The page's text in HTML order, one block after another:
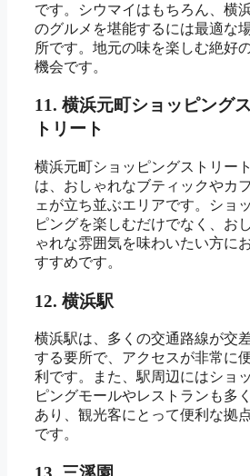
です。シウマイはもちろん、横
のグルメを堪能するには最適な
所です。地元の味を楽しむ絶好
機会です。
11. 横浜元町ショッピングス
トリート
横浜元町ショッピングストリート
は、おしゃれなブティックやカフ
ェが立ち並ぶエリアです。ショッ
ピングを楽しむだけでなく、おし
ゃれな雰囲気を味わいたい方に
すすめです。
12. 横浜駅
横浜駅は、多くの交通路線が交
する要所で、アクセスが非常に
利です。また、駅周辺にはショッ
ピングモールやレストランも多く
あり、観光客にとって便利な拠
です。